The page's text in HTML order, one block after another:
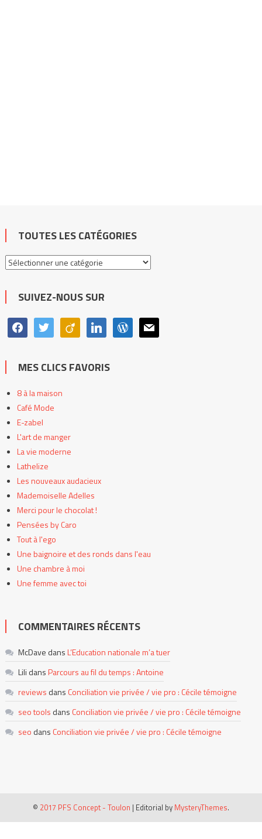
TOUTES LES CATÉGORIES
Toutes
catégories
SUIVEZ-NOUS SUR
facebooktwitter viadeo linkedin wordpress
mail
MES CLICS FAVORIS
8 à la maison
Café Mode
E-zabel
L'art de manger
La vie moderne
Lathelize
Les nouveaux audacieux
Mademoiselle Adelles
Merci pour le chocolat !
Pensées by Caro
Tout à l'ego
Une baignoire et des ronds dans l'eau
Une chambre à moi
Une femme avec toi
COMMENTAIRES RÉCENTS
McDave dansL’Education nationale m’a tuer
Lili dansParcours au fil du temps : Antoine
reviews dans Conciliation vie privée / vie pro : Cécile témoigne
seo tools dans Conciliation vie privée / vie pro : Cécile témoigne
seo dans Conciliation vie privée / vie pro : Cécile témoigne
© 2017 PFS Concept - Toulon | Editorial by MysteryThemes.